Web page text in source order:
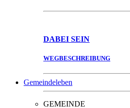
DABEI SEIN
WEGBESCHREIBUNG
Gemeindeleben
GEMEINDE